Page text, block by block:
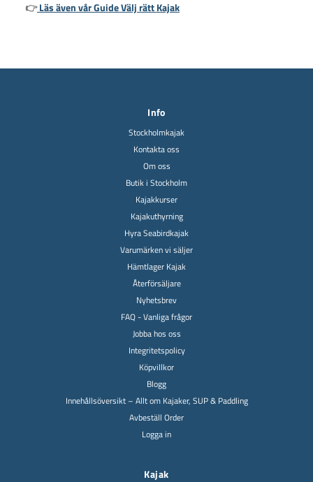
👉Läs även vår Guide Välj rätt Kajak
Info
Stockholmkajak
Kontakta oss
Om oss
Butik i Stockholm
Kajakkurser
Kajakuthyrning
Hyra Seabirdkajak
Varumärken vi säljer
Hämtlager Kajak
Återförsäljare
Nyhetsbrev
FAQ - Vanliga frågor
Jobba hos oss
Integritetspolicy
Köpvillkor
Blogg
Innehållsöversikt – Allt om Kajaker, SUP & Paddling
Avbeställ Order
Logga in
Kajak